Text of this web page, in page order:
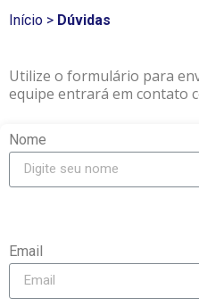
Início > Dúvidas
Utilize o formulário para
equipe entrará em contato
Nome
Email